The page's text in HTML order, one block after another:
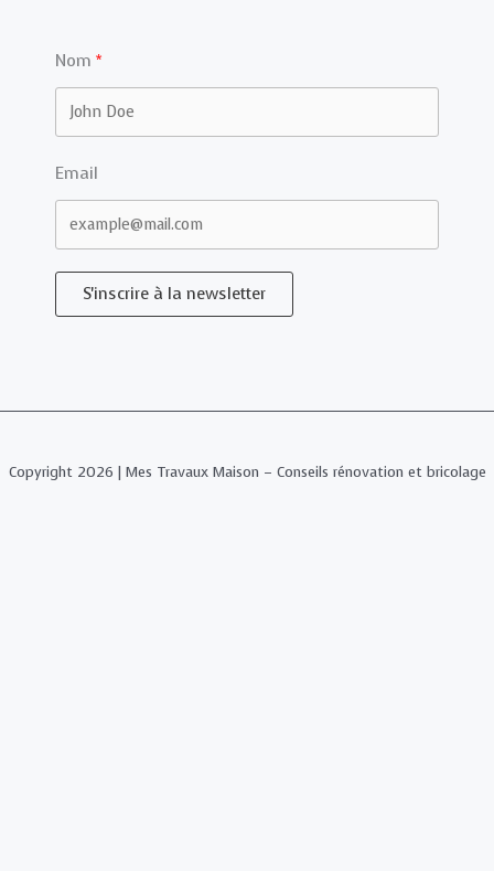
Nom
Email
S'inscrire à la newsletter
Copyright 2026 | Mes Travaux Maison – Conseils rénovation et bricolage